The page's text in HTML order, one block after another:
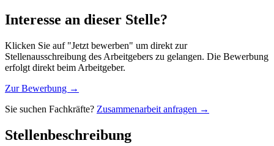
Interesse an dieser Stelle?
Klicken Sie auf "Jetzt bewerben" um direkt zur
Stellenausschreibung des Arbeitgebers zu gelangen. Die Bewerbung
erfolgt direkt beim Arbeitgeber.
Zur Bewerbung →
Sie suchen Fachkräfte? Zusammenarbeit anfragen →
Stellenbeschreibung